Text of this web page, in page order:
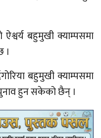
बहुमुखी क्याम्पसमा
।
बहुमुखी क्याम्पसमा
हुन सकेको छैन् ।